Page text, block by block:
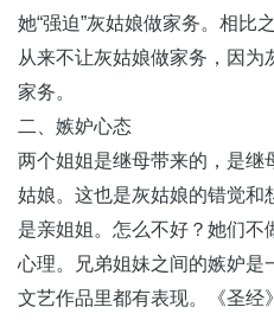
她“强迫”灰姑娘做家务。相比
从来不让灰姑娘做家务，因
家务。
二、嫉妒心态
两个姐姐是继母带来的，是继
姑娘。这也是灰姑娘的错觉和
是亲姐姐。怎么不好？她们不
心理。兄弟姐妹之间的嫉妒是
文艺作品里都有表现。《圣经